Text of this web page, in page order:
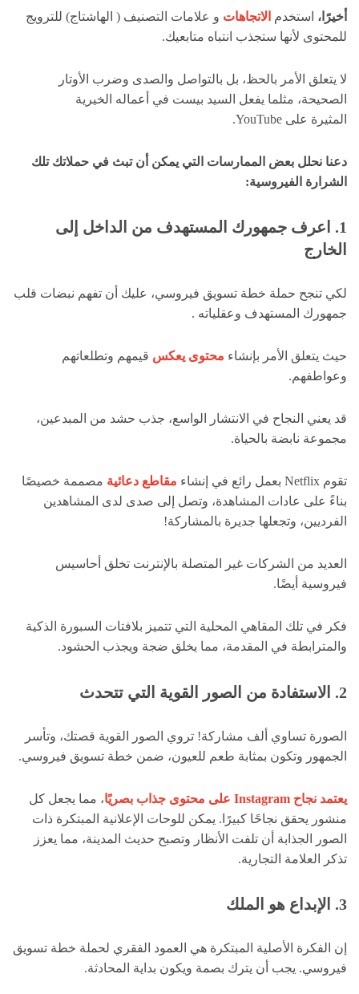
أخيرًا، استخدم الاتجاهات و علامات التصنيف ( الهاشتاج) للترويج
للمحتوى لأنها ستجذب انتباه متابعيك.
لا يتعلق الأمر بالحظ، بل بالتواصل والصدى وضرب الأوتار
الصحيحة، مثلما يفعل السيد بيست في أعماله الخيرية
المثيرة على YouTube.
دعنا نحلل بعض الممارسات التي يمكن أن تبث في حملاتك تلك
الشرارة الفيروسية:
1. اعرف جمهورك المستهدف من الداخل إلى
الخارج
لكي تنجح حملة خطة تسويق فيروسي، عليك أن تفهم نبضات قلب
جمهورك المستهدف وعقلياته .
حيث يتعلق الأمر بإنشاء محتوى يعكس قيمهم وتطلعاتهم
وعواطفهم.
قد يعني النجاح في الانتشار الواسع، جذب حشد من المبدعين،
مجموعة نابضة بالحياة.
تقوم Netflix بعمل رائع في إنشاء مقاطع دعائية مصممة خصيصًا
بناءً على عادات المشاهدة، وتصل إلى صدى لدى المشاهدين
الفرديين، وتجعلها جديرة بالمشاركة!
العديد من الشركات غير المتصلة بالإنترنت تخلق أحاسيس
فيروسية أيضًا.
فكر في تلك المقاهي المحلية التي تتميز بلافتات السبورة الذكية
والمترابطة في المقدمة، مما يخلق ضجة ويجذب الحشود.
2. الاستفادة من الصور القوية التي تتحدث
الصورة تساوي ألف مشاركة! تروي الصور القوية قصتك، وتأسر
الجمهور وتكون بمثابة طعم للعيون، ضمن خطة تسويق فيروسي.
يعتمد نجاح Instagram على محتوى جذاب بصريًا
، مما يجعل كل
منشور يحقق نجاحًا كبيرًا. يمكن للوحات الإعلانية المبتكرة ذات
الصور الجذابة أن تلفت الأنظار وتصبح حديث المدينة، مما يعزز
تذكر العلامة التجارية.
3. الإبداع هو الملك
إن الفكرة الأصلية المبتكرة هي العمود الفقري لحملة خطة تسويق
فيروسي. يجب أن يترك بصمة ويكون بداية المحادثة.